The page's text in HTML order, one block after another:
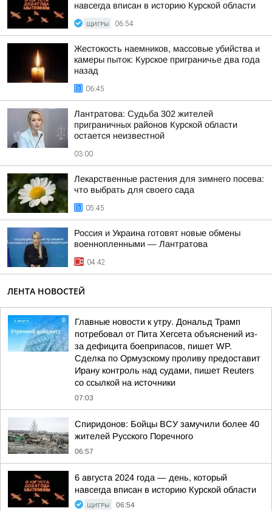
навсегда вписан в историю Курской области
ЩИГРЫ 06:54
Жестокость наемников, массовые убийства и
камеры пыток: Курское приграничье два года
назад
06:45
Лантратова: Судьба 302 жителей
приграничных районов Курской области
остается неизвестной
03:00
Лекарственные растения для зимнего посева:
что выбрать для своего сада
05:45
Россия и Украина готовят новые обмены
военнопленными — Лантратова
04:42
ЛЕНТА НОВОСТЕЙ
Главные новости к утру. Дональд Трамп
потребовал от Пита Хегсета объяснений из-
за дефицита боеприпасов, пишет WP.
Сделка по Ормузскому проливу предоставит
Ирану контроль над судами, пишет Reuters
со ссылкой на источники
07:03
Спиридонов: Бойцы ВСУ замучили более 40
жителей Русского Поречного
06:57
6 августа 2024 года — день, который
навсегда вписан в историю Курской области
ЩИГРЫ 06:54